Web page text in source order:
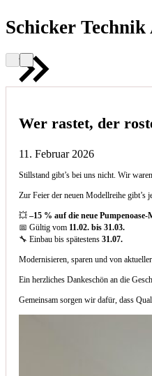
Schicker
Wer rastet, der
11. Februar 2026
Stillstand gibt’s bei uns nicht. Wir
Zur Feier der neuen Modellreihe gibt’s
💥–15 % auf die neue Pumpenoase-
📅 Gültig vom 11.02. bis 31.03.
🔧 Einbau bis spätestens31.07.
Modernisieren, sparen und von
Ein herzliches Dankeschön an die
Gemeinsam sorgen wir dafür, dass